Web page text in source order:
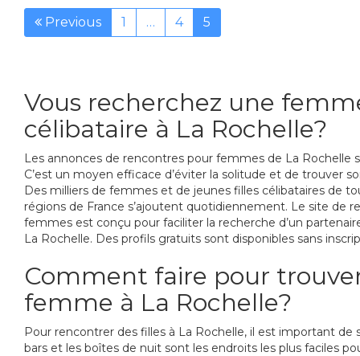
Previous 1 … 4 5
Vous recherchez une
célibataire à La Rochelle?
Les annonces de rencontres pour femmes de La Rochelle
C’est un moyen efficace d’éviter la solitude et de trouver
Des milliers de femmes et de jeunes filles célibataires de
régions de France s’ajoutent quotidiennement. Le site de
femmes est conçu pour faciliter la recherche d’un
La Rochelle. Des profils gratuits sont disponibles sans
Comment faire pour
femme à La Rochelle?
Pour rencontrer des filles à La Rochelle, il est important de
bars et les boîtes de nuit sont les endroits les plus faciles